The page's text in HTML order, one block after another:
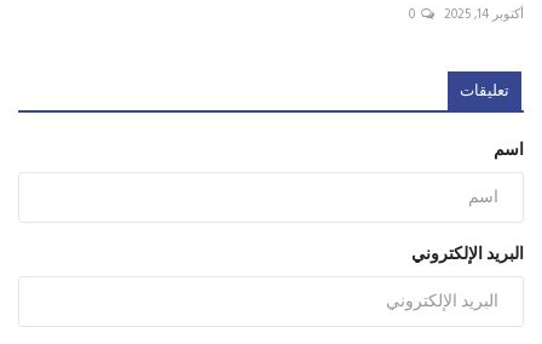
أكتوبر 14, 2025 0
تعليقات
اسم
البريد الإلكتروني